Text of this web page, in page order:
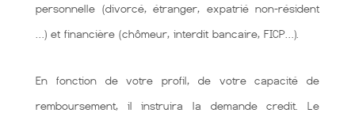
personnelle (divorcé, étranger, expatrié non-résident
…) et financière (chômeur, interdit bancaire, FICP…).
En fonction de votre profil, de votre capacité de
remboursement, il instruira la demande credit. Le